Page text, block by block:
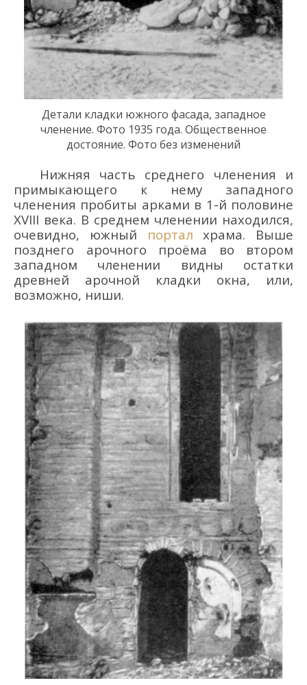
Детали кладки южного фасада, западное
членение. Фото 1935 года. Общественное
достояние. Фото без изменений
Нижняя часть среднего членения и
примыкающего к нему западного
членения пробиты арками в 1-й половине
XVIII века. В среднем членении находился,
очевидно, южный портал храма. Выше
позднего арочного проёма во втором
западном членении видны остатки
древней арочной кладки окна, или,
возможно, ниши.